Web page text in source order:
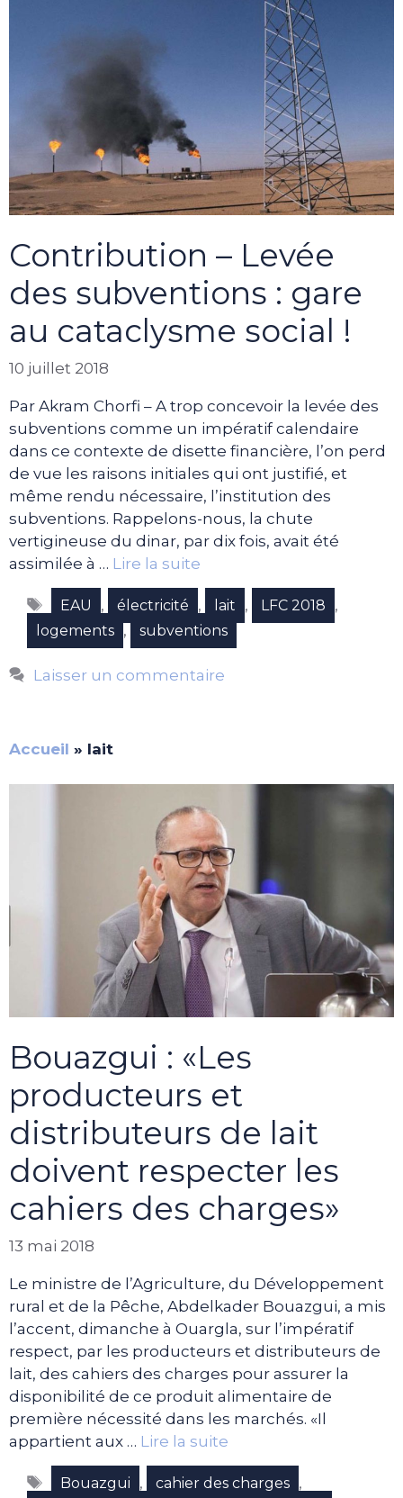
Contribution – Levée
des subventions : gare
au cataclysme social !
10 juillet 2018
Par Akram Chorfi – A trop concevoir la levée des
subventions comme un impératif calendaire
dans ce contexte de disette financière, l’on perd
de vue les raisons initiales qui ont justifié, et
même rendu nécessaire, l’institution des
subventions. Rappelons-nous, la chute
vertigineuse du dinar, par dix fois, avait été
assimilée à … Lire la suite
Étiquettes
EAU , électricité , lait , LFC 2018 ,
logements , subventions
Laisser un commentaire
Accueil » lait
Bouazgui : «Les
producteurs et
distributeurs de lait
doivent respecter les
cahiers des charges»
13 mai 2018
Le ministre de l’Agriculture, du Développement
rural et de la Pêche, Abdelkader Bouazgui, a mis
l’accent, dimanche à Ouargla, sur l’impératif
respect, par les producteurs et distributeurs de
lait, des cahiers des charges pour assurer la
disponibilité de ce produit alimentaire de
première nécessité dans les marchés. «Il
appartient aux … Lire la suite
Étiquettes
Bouazgui , cahier des charges ,